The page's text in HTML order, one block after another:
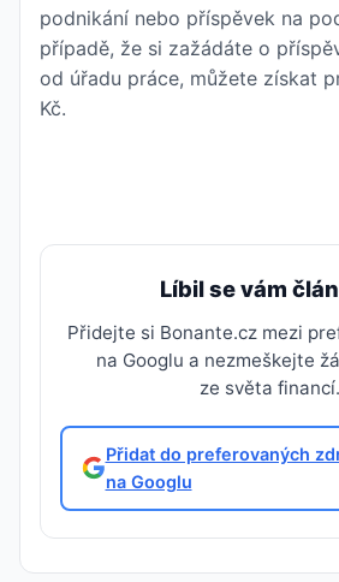
podnikání nebo příspěvek na
případě, že si zažádáte o
od úřadu práce, můžete získat
Kč.
Líbil se vám
Přidejte si Bonante.cz mezi
na Googlu a nezmeškejte
ze světa financí.
Přidat do preferovaných
na Googlu